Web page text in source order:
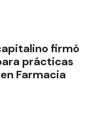
firmó
prácticas
Farmacia